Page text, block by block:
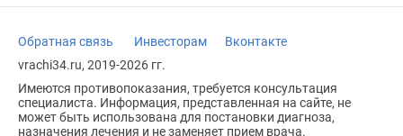
Обратная связь Инвесторам
Вконтакте
vrachi34.ru, 2019-2026 гг.
Имеются противопоказания, требуется консультация
специалиста. Информация, представленная на сайте, не
может быть использована для постановки диагноза,
назначения лечения и не заменяет прием врача.